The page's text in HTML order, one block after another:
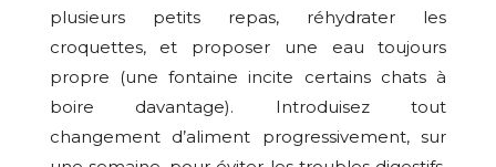
plusieurs petits repas, réhydrater les
croquettes, et proposer une eau toujours
propre (une fontaine incite certains chats à
boire davantage). Introduisez tout
changement d’aliment progressivement, sur